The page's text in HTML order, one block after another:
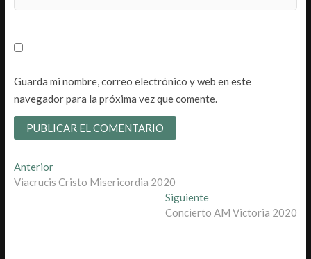
Guarda mi nombre, correo electrónico y web en este
navegador para la próxima vez que comente.
Navegación
de
AnteriorEntrada
anterior:
Viacrucis Cristo Misericordia 2020
SiguienteEntrada
siguiente:
Concierto AM Victoria 2020